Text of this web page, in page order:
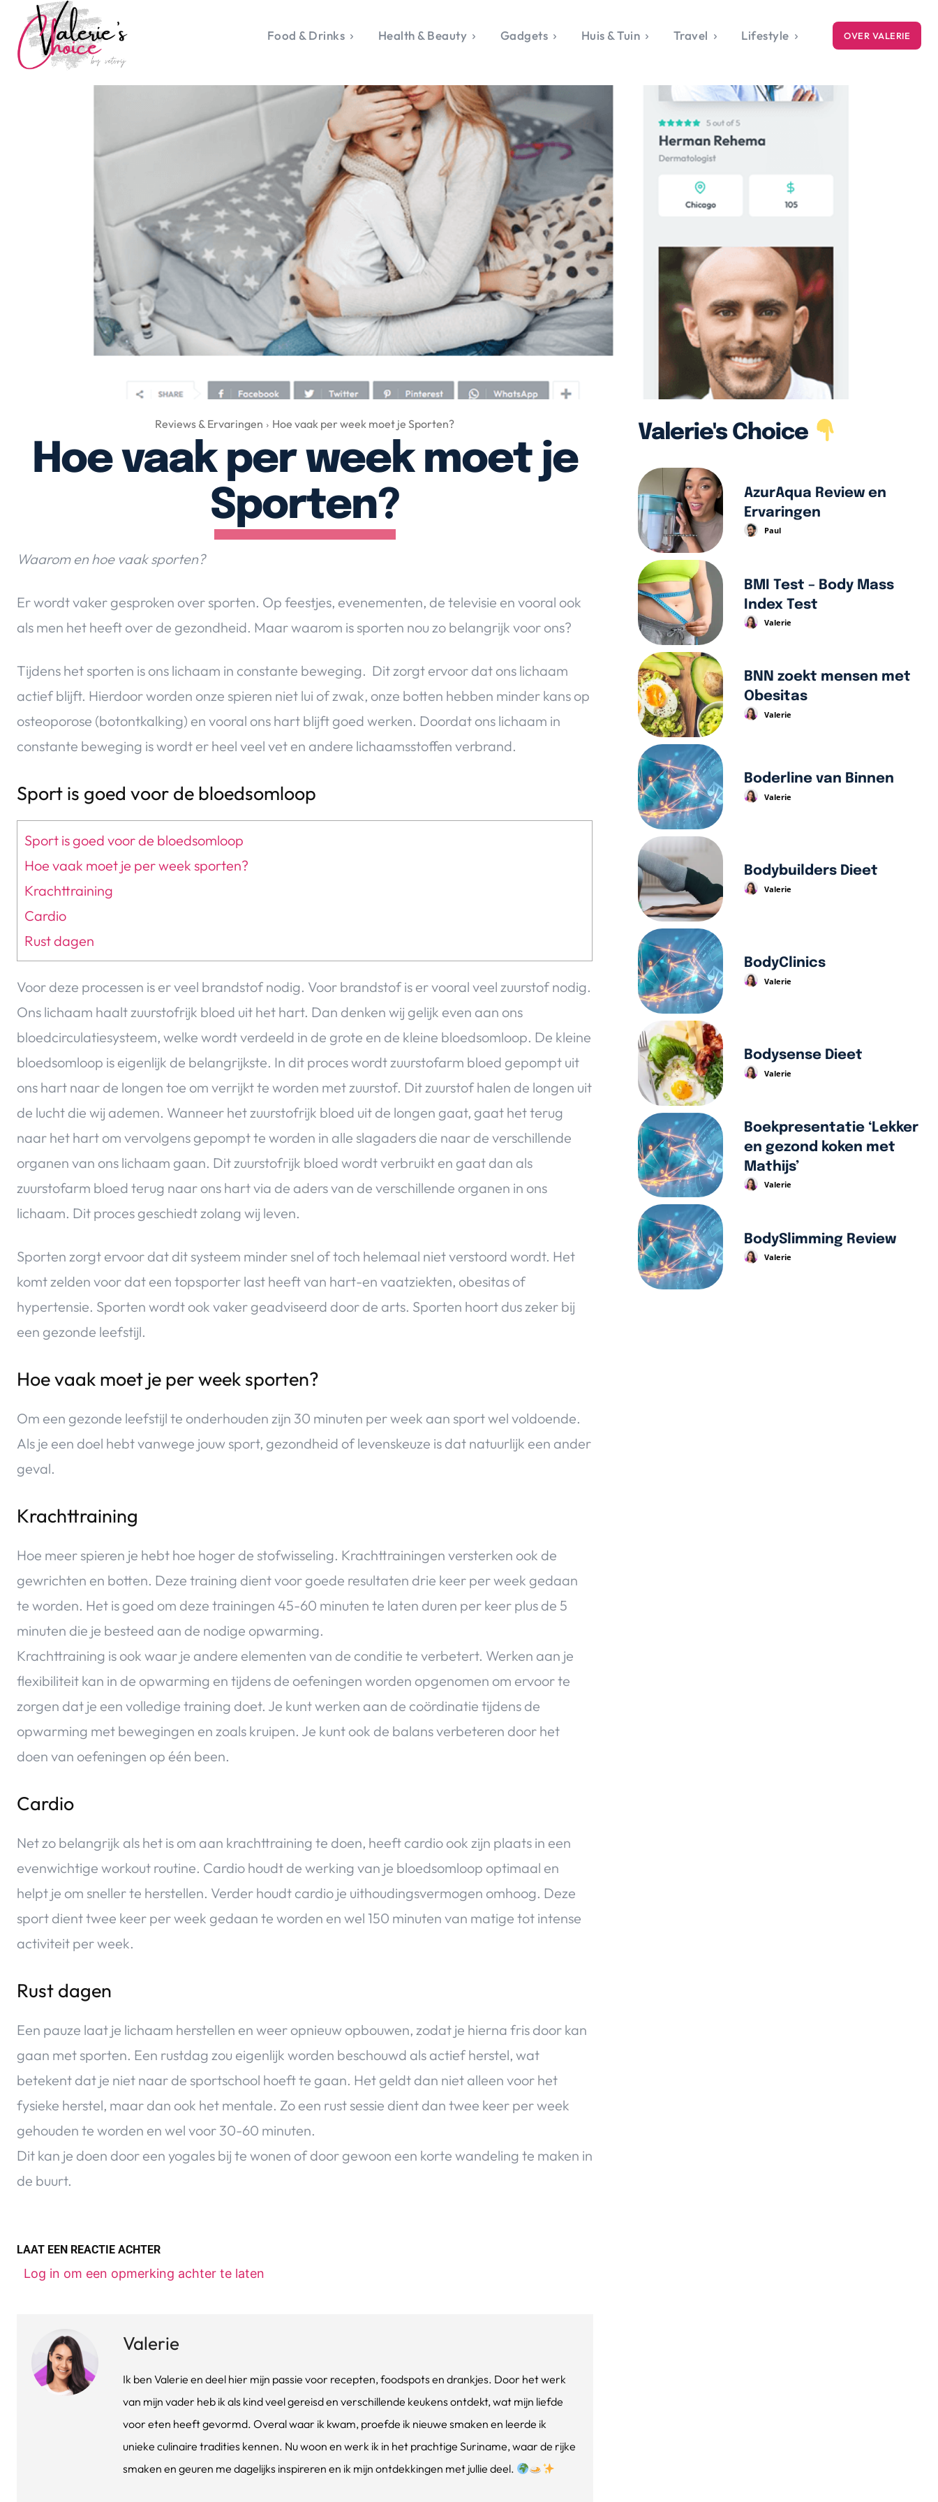
Travel & Culture
Food & Drinks
Happyness & Opmerkelijk
Lifestyle, Sport &
Duurzaamheid
Gadgets & Tech
Top 5 van Valerie
Health & Beauty
Huis & Tuin
Nieuws & Media
Over Valerie
De Top 5
Contact
Food & Drinks
Health & Beauty
Huis & Tuin
TravelLifestyle
Food & Drinks Health & Beauty Gadgets Huis & Tuin Travel Lifestyle OVER VALERIE
Reviews & Ervaringen Hoe vaak per week moet je Sporten?
Hoe vaak per week moet je
Sporten?
Waarom en hoe vaak sporten?
Er wordt vaker gesproken over sporten. Op feestjes, evenementen, de televisie en vooral ook
als men het heeft over de gezondheid. Maar waarom is sporten nou zo belangrijk voor ons?
Tijdens het sporten is ons lichaam in constante beweging. Dit zorgt ervoor dat ons lichaam
actief blijft. Hierdoor worden onze spieren niet lui of zwak, onze botten hebben minder kans op
osteoporose (botontkalking) en vooral ons hart blijft goed werken. Doordat ons lichaam in
constante beweging is wordt er heel veel vet en andere lichaamsstoffen verbrand.
Sport is goed voor de bloedsomloop
Sport is goed voor de bloedsomloop
Hoe vaak moet je per week sporten?
Krachttraining
Cardio
Rust dagen
Voor deze processen is er veel brandstof nodig. Voor brandstof is er vooral veel zuurstof nodig.
Ons lichaam haalt zuurstofrijk bloed uit het hart. Dan denken wij gelijk even aan ons
bloedcirculatiesysteem, welke wordt verdeeld in de grote en de kleine bloedsomloop. De kleine
bloedsomloop is eigenlijk de belangrijkste. In dit proces wordt zuurstofarm bloed gepompt uit
ons hart naar de longen toe om verrijkt te worden met zuurstof. Dit zuurstof halen de longen uit
de lucht die wij ademen. Wanneer het zuurstofrijk bloed uit de longen gaat, gaat het terug
naar het hart om vervolgens gepompt te worden in alle slagaders die naar de verschillende
organen van ons lichaam gaan. Dit zuurstofrijk bloed wordt verbruikt en gaat dan als
zuurstofarm bloed terug naar ons hart via de aders van de verschillende organen in ons
lichaam. Dit proces geschiedt zolang wij leven.
Sporten zorgt ervoor dat dit systeem minder snel of toch helemaal niet verstoord wordt. Het
komt zelden voor dat een topsporter last heeft van hart-en vaatziekten, obesitas of
hypertensie. Sporten wordt ook vaker geadviseerd door de arts. Sporten hoort dus zeker bij
een gezonde leefstijl.
Hoe vaak moet je per week sporten?
Om een gezonde leefstijl te onderhouden zijn 30 minuten per week aan sport wel voldoende.
Als je een doel hebt vanwege jouw sport, gezondheid of levenskeuze is dat natuurlijk een ander
geval.
Krachttraining
Hoe meer spieren je hebt hoe hoger de stofwisseling. Krachttrainingen versterken ook de
gewrichten en botten. Deze training dient voor goede resultaten drie keer per week gedaan
te worden. Het is goed om deze trainingen 45-60 minuten te laten duren per keer plus de 5
minuten die je besteed aan de nodige opwarming.
Krachttraining is ook waar je andere elementen van de conditie te verbetert. Werken aan je
flexibiliteit kan in de opwarming en tijdens de oefeningen worden opgenomen om ervoor te
zorgen dat je een volledige training doet. Je kunt werken aan de coördinatie tijdens de
opwarming met bewegingen en zoals kruipen. Je kunt ook de balans verbeteren door het
doen van oefeningen op één been.
Cardio
Net zo belangrijk als het is om aan krachttraining te doen, heeft cardio ook zijn plaats in een
evenwichtige workout routine. Cardio houdt de werking van je bloedsomloop optimaal en
helpt je om sneller te herstellen. Verder houdt cardio je uithoudingsvermogen omhoog. Deze
sport dient twee keer per week gedaan te worden en wel 150 minuten van matige tot intense
activiteit per week.
Rust dagen
Een pauze laat je lichaam herstellen en weer opnieuw opbouwen, zodat je hierna fris door kan
gaan met sporten. Een rustdag zou eigenlijk worden beschouwd als actief herstel, wat
betekent dat je niet naar de sportschool hoeft te gaan. Het geldt dan niet alleen voor het
fysieke herstel, maar dan ook het mentale. Zo een rust sessie dient dan twee keer per week
gehouden te worden en wel voor 30-60 minuten.
Dit kan je doen door een yogales bij te wonen of door gewoon een korte wandeling te maken in
de buurt.
LAAT EEN REACTIE ACHTER
Log in om een opmerking achter te laten
Valerie
Ik ben Valerie en deel hier mijn passie voor recepten, foodspots en drankjes. Door het werk
van mijn vader heb ik als kind veel gereisd en verschillende keukens ontdekt, wat mijn liefde
voor eten heeft gevormd. Overal waar ik kwam, proefde ik nieuwe smaken en leerde ik
unieke culinaire tradities kennen. Nu woon en werk ik in het prachtige Suriname, waar de rijke
smaken en geuren me dagelijks inspireren en ik mijn ontdekkingen met jullie deel.
Valerie's Choice
AzurAqua Review en
Ervaringen
Paul
BMI Test – Body Mass
Index Test
Valerie
BNN zoekt mensen met
Obesitas
Valerie
Boderline van Binnen
Valerie
Bodybuilders Dieet
Valerie
BodyClinics
Valerie
Bodysense Dieet
Valerie
Boekpresentatie ‘Lekker
en gezond koken met
Mathijs’
Valerie
BodySlimming Review
Valerie